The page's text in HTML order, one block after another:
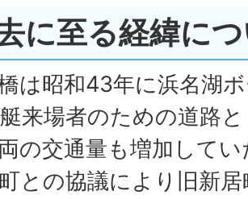
に至る経緯に
は昭和43年に浜名湖
来場者のための道路
の交通量も増加して
との協議により旧新